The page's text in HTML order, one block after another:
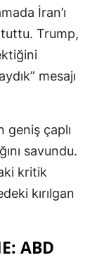
İran’ı
Trump,
mesajı
çaplı
savundu.
kritik
kırılgan
ABD